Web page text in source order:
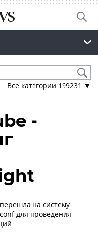
Все категории 199231 ▼
-
на систему
для проведения